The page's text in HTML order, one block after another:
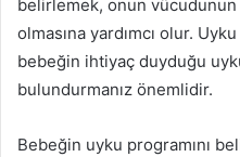
belirlemek, onun
olmasına yardımcı olur.
bebeğin ihtiyaç duyduğu
bulundurmanız önemlidir.
Bebeğin uyku programını